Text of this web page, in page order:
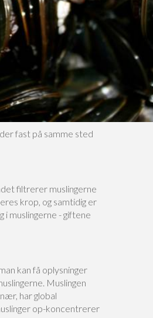
fast på samme sted
filtrerer muslingerne
krop, og samtidig er
i muslingerne - giftene
kan få oplysninger
Muslingen
har global
op-koncentrerer